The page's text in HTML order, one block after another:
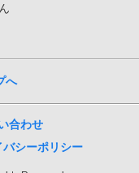
へ
合わせ
バシーポリシー